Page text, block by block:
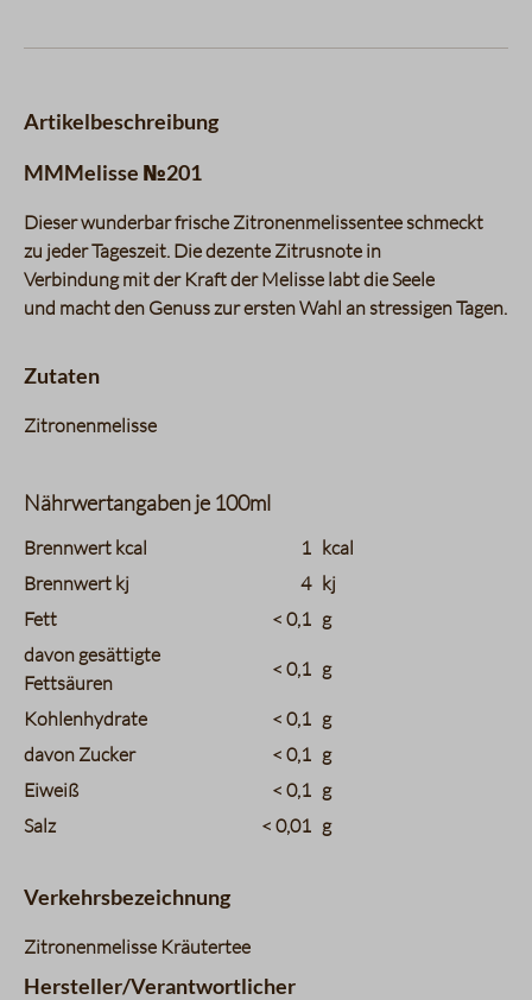
Artikelbeschreibung
MMMelisse №201
Dieser wunderbar frische Zitronenmelissentee schmeckt
zu jeder Tageszeit. Die dezente Zitrusnote in
Verbindung mit der Kraft der Melisse labt die Seele
und macht den Genuss zur ersten Wahl an stressigen Tagen.
Zutaten
Zitronenmelisse
Nährwertangaben je 100ml
charts.nutritions.header_name charts.nutritions.header_value
Brennwert kcal 1 kcal
Brennwert kj
4 kj
Fett
< 0,1 g
davon gesättigte
Fettsäuren
< 0,1 g
Kohlenhydrate < 0,1 g
davon Zucker
< 0,1 g
Eiweiß
< 0,1 g
Salz
< 0,01 g
Verkehrsbezeichnung
Zitronenmelisse Kräutertee
Hersteller/Verantwortlicher